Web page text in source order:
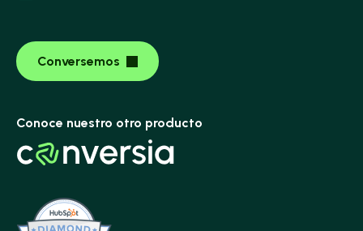
Conversemos
Conoce nuestro otro producto